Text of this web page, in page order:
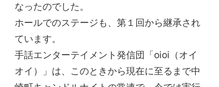
なったのでした。
ホールでのステージも、第１回から継承され
ています。
手話エンターテイメント発信団「oioi（オイ
オイ）」は、このときから現在に至るまで中